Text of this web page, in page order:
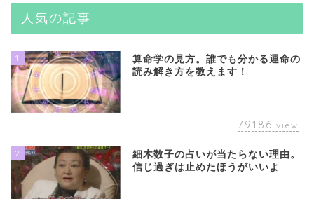
人気の記事
1
算命学の見方。誰でも分かる運命の
読み解き方を教えます！
79186 view
2
細木数子の占いが当たらない理由。
信じ過ぎは止めたほうがいいよ